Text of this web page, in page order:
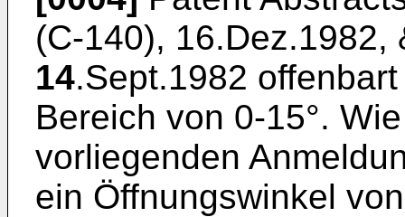
(C-140), 16.Dez.1982,
14.Sept.1982
Bereich von 0-15°.
vorliegenden
ein Öffnungswinkel